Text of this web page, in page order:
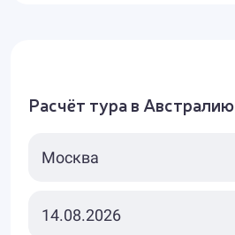
Расчёт тура в Австралию